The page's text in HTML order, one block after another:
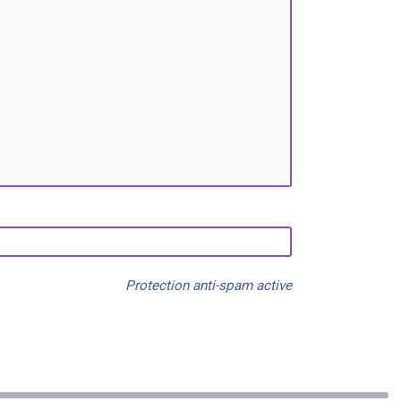
Protection anti-spam active